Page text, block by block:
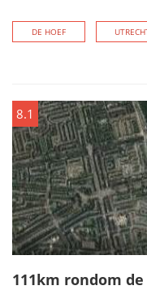
DE HOEF
8.1
111km rondom